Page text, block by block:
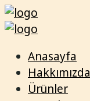
Anasayfa
Hakkımızda
Ürünler